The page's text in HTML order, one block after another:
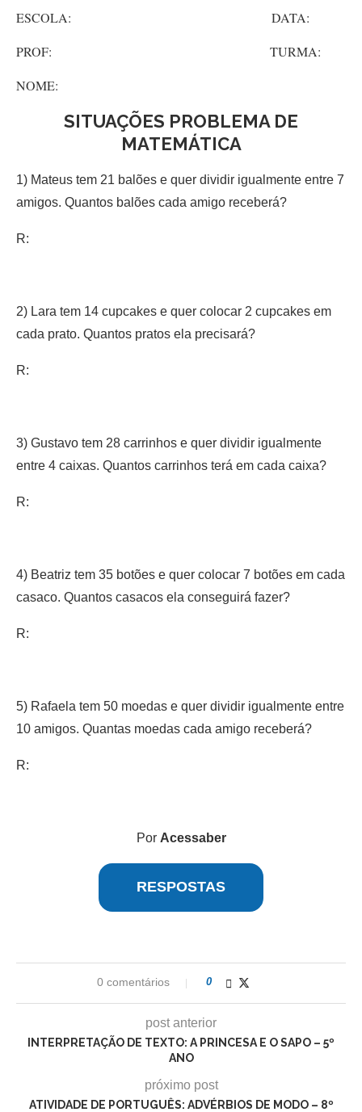
ESCOLA: DATA:
PROF: TURMA:
NOME:
SITUAÇÕES PROBLEMA DE
MATEMÁTICA
1) Mateus tem 21 balões e quer dividir igualmente entre 7
amigos. Quantos balões cada amigo receberá?
R:
2) Lara tem 14 cupcakes e quer colocar 2 cupcakes em
cada prato. Quantos pratos ela precisará?
R:
3) Gustavo tem 28 carrinhos e quer dividir igualmente
entre 4 caixas. Quantos carrinhos terá em cada caixa?
R:
4) Beatriz tem 35 botões e quer colocar 7 botões em cada
casaco. Quantos casacos ela conseguirá fazer?
R:
5) Rafaela tem 50 moedas e quer dividir igualmente entre
10 amigos. Quantas moedas cada amigo receberá?
R:
Por Acessaber
RESPOSTAS
0 comentários 0
post anterior
INTERPRETAÇÃO DE TEXTO: A PRINCESA E O SAPO – 5º
ANO
próximo post
ATIVIDADE DE PORTUGUÊS: ADVÉRBIOS DE MODO – 8º